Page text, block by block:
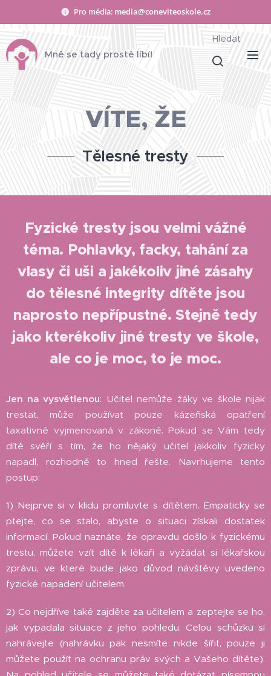
Pro média: media@coneviteoskole.cz
Mně se tady prostě líbí!
Hledat
VÍTE, ŽE
Tělesné tresty
Fyzické tresty jsou velmi vážné
téma. Pohlavky, facky, tahání za
vlasy či uši a jakékoliv jiné zásahy
do tělesné integrity dítěte jsou
naprosto nepřípustné. Stejně tedy
jako kterékoliv jiné tresty ve škole,
ale co je moc, to je moc.
Jen na vysvětlenou: Učitel nemůže žáky ve škole nijak
trestat, může používat pouze kázeňská opatření
taxativně vyjmenovaná v zákoně.Pokud se Vám tedy
dítě svěří s tím, že ho nějaký učitel jakkoliv fyzicky
napadl, rozhodně to hned řešte. Navrhujeme tento
postup:
1) Nejprve si v klidu promluvte s dítětem. Empaticky se
ptejte, co se stalo, abyste o situaci získali dostatek
informací. Pokud naznáte, že opravdu došlo k fyzickému
trestu, můžete vzít dítě k lékaři a vyžádat si lékařskou
zprávu, ve které bude jako důvod návštěvy uvedeno
fyzické napadení učitelem.
2) Co nejdříve také zajděte za učitelem a zeptejte se ho,
jak vypadala situace z jeho pohledu. Celou schůzku si
nahrávejte (nahrávku pak nesmíte nikde šířit, pouze ji
můžete použít na ochranu práv svých a Vašeho dítěte).